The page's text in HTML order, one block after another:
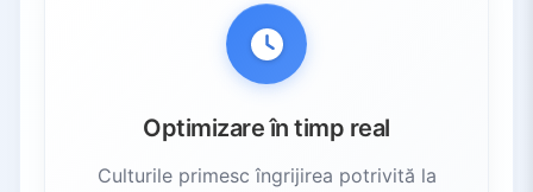
Optimizare în timp real
Culturile primesc îngrijirea potrivită la